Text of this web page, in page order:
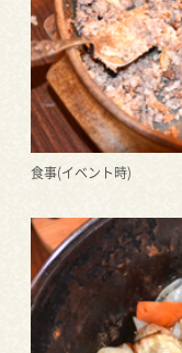
食事(イベント時)